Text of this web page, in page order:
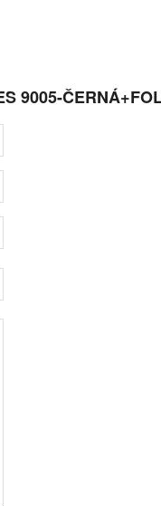
9005-